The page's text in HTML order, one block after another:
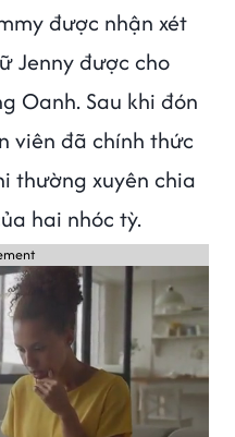
được nhận xét
Jenny được cho
Oanh. Sau khi đón
viên đã chính thức
thường xuyên chia
hai nhóc tỳ.